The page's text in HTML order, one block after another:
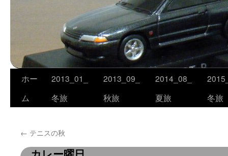
コ
ン
ホー
ム
2013_01_
冬旅
2013_09_
秋旅
2014_08_
夏旅
冬旅
← テニスの秋